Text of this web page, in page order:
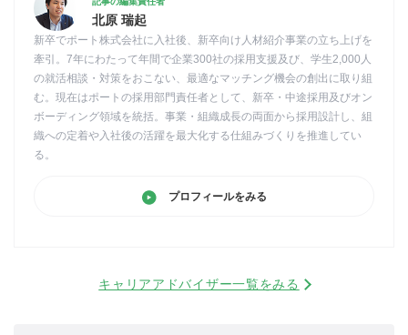
北原 瑞起
新卒でポート株式会社に入社後、新卒向け人材紹介事業の立ち上げを
牽引。7年にわたって年間で企業300社の採用支援及び、学生2,000人
の就活相談・対策をおこない、最適なマッチング機会の創出に取り組
む。現在はポートの採用部門責任者として、新卒・中途採用及びオン
ボーディング領域を統括。事業・組織成長の両面から採用設計し、組
織への定着や入社後の活躍を最大化する仕組みづくりを推進してい
る。
プロフィールをみる
キャリアアドバイザー一覧をみる